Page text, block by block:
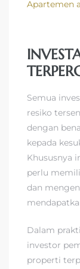
Apartemen
Semua
resiko
dengan
kepada
Khususnya
perlu
dan
Dalam
investor
properti